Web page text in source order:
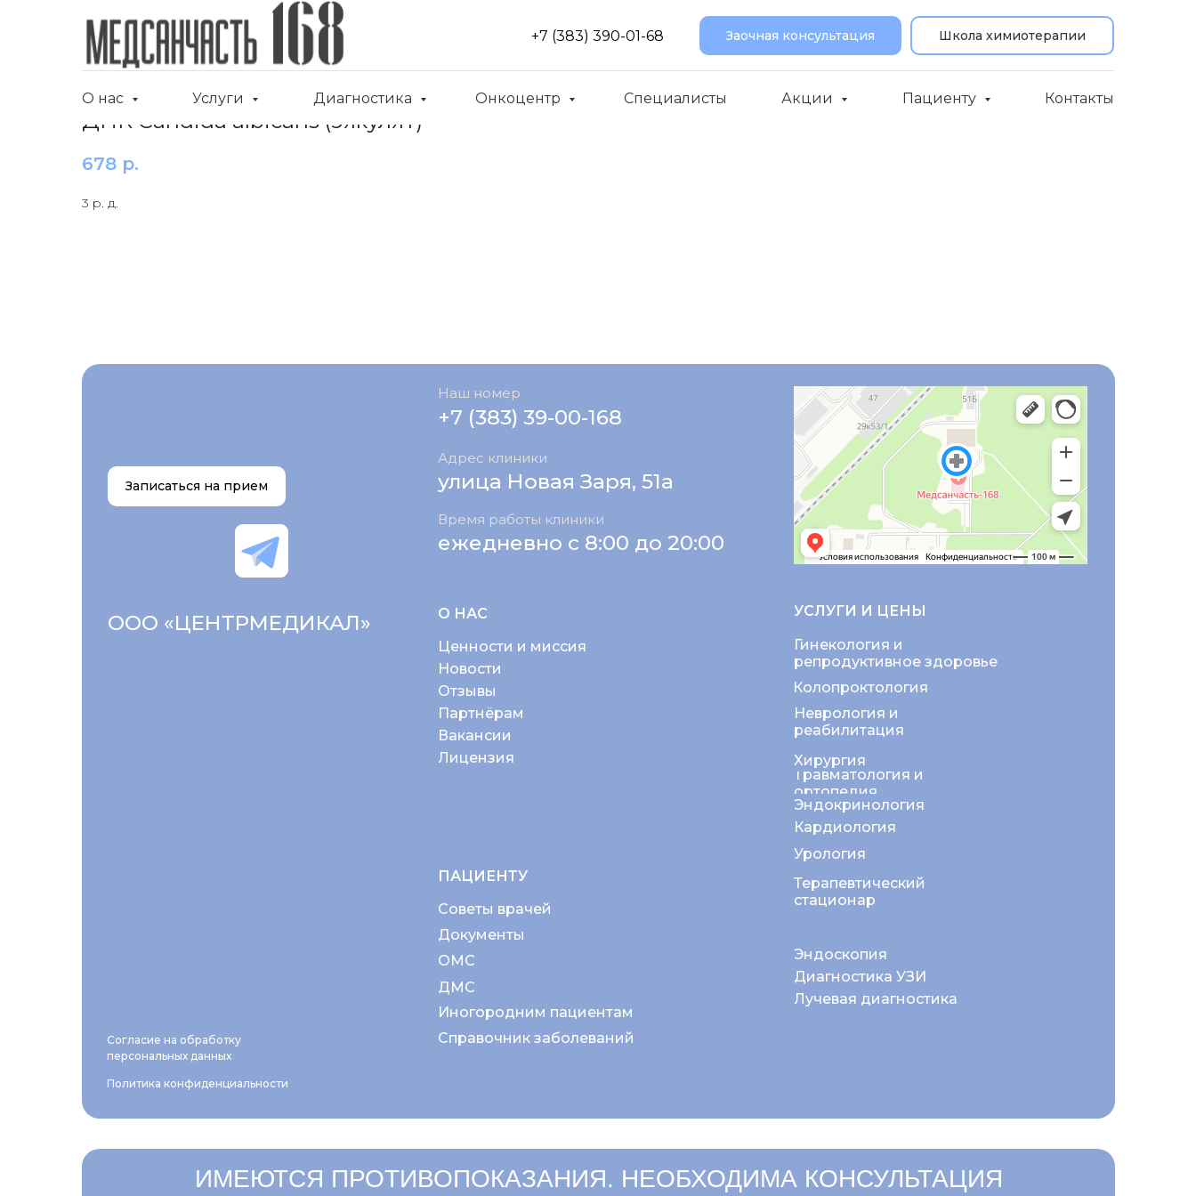
+7 (383) 390-01-68 Заочная консультация Школа химиотерапии
О нас Услуги Диагностика Онкоцентр Специалисты Акции Пациенту Контакты
ДНК Candida albicans (эякулят)
678 р.
3 р. д.
О НАС
Политика конфиденциальности
Согласие на обработку
персональных данных
Ценности и миссия
Новости
+7 (383) 39-00-168
Отзывы
Партнёрам
Вакансии
Лицензия
Неврология и
реабилитация
Колопроктология
Хирургия
Гинекология и
репродуктивное здоровье
Диагностика УЗИ
Эндоскопия
Травматология и
ортопедия
Эндокринология
Терапевтический
стационар
Кардиология
Урология
Лучевая диагностика
УСЛУГИ И ЦЕНЫ
ПАЦИЕНТУ
Советы врачей
ОМС
Документы
ДМС
Иногородним пациентам
Справочник заболеваний
Наш номер
ежедневно с 8:00 до 20:00
Время работы клиники
Адрес клиники
улица Новая Заря, 51а
ООО «ЦЕНТРМЕДИКАЛ»
Записаться на прием
ИМЕЮТСЯ ПРОТИВОПОКАЗАНИЯ. НЕОБХОДИМА КОНСУЛЬТАЦИЯ